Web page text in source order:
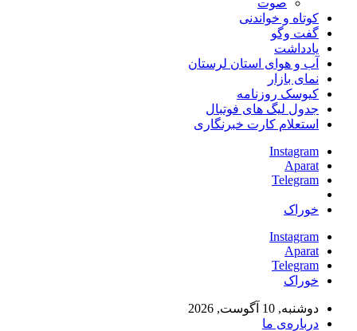
صوت
کوتاه و خواندنی
گفت وگو
یادداشت
آب و هوای استان لرستان
نمای بازار
کیوسک روزنامه
جدول لیگ های فوتبال
استعلام کارت خبرنگاری
Instagram
Aparat
Telegram
خوراک
Instagram
Aparat
Telegram
خوراک
دوشنبه, 10 آگوست, 2026
درباره‌ی ما